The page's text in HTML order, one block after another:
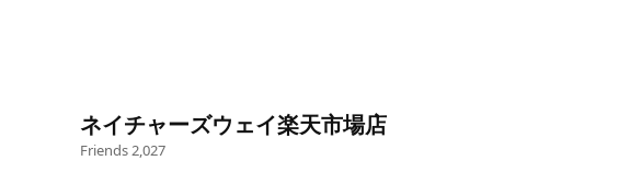
ネイチャーズウェイ楽天市場店
Friends 2,027